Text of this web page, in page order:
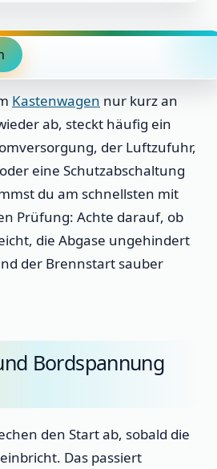
Kastenwagen nur kurz an
ab, steckt häufig ein
der Luftzufuhr,
eine Schutzabschaltung
du am schnellsten mit
Prüfung: Achte darauf, ob
die Abgase ungehindert
der Brennstart sauber
Bordspannung
den Start ab, sobald die
Das passiert